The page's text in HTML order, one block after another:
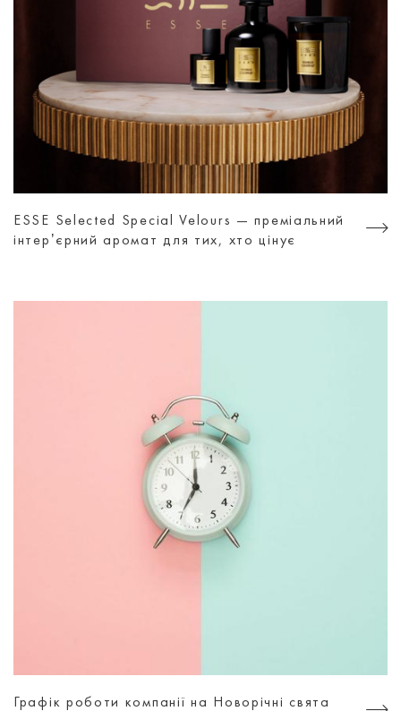
ESSE Selected Special Velours — преміальний
інтерʼєрний аромат для тих, хто цінує
Графік роботи компанії на Новорічні свята